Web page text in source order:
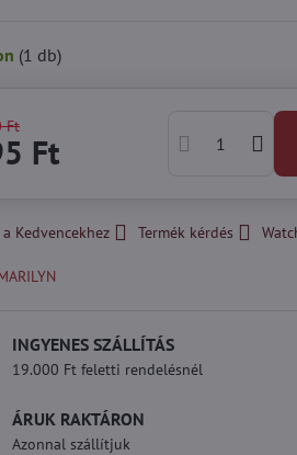
(1 db)
Ft
Ft
Kedvencekhez Termék kérdés
INGYENES SZÁLLÍTÁS
19.000 Ft feletti rendelésnél
ÁRUK RAKTÁRON
Azonnal szállítjuk